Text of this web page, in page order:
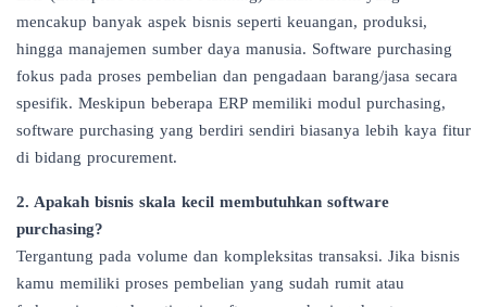
mencakup banyak aspek bisnis seperti keuangan, produksi,
hingga manajemen sumber daya manusia. Software purchasing
fokus pada proses pembelian dan pengadaan barang/jasa secara
spesifik. Meskipun beberapa ERP memiliki modul purchasing,
software purchasing yang berdiri sendiri biasanya lebih kaya fitur
di bidang procurement.
2. Apakah bisnis skala kecil membutuhkan software
purchasing?
Tergantung pada volume dan kompleksitas transaksi. Jika bisnis
kamu memiliki proses pembelian yang sudah rumit atau